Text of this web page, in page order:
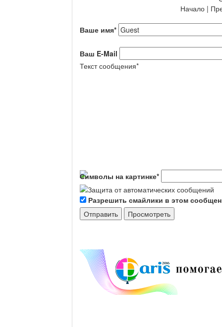
Начало |
Ваше имя*
Ваш E-Mail
Текст сообщения*
Символы на картинке*
Разрешить смайлики в этом